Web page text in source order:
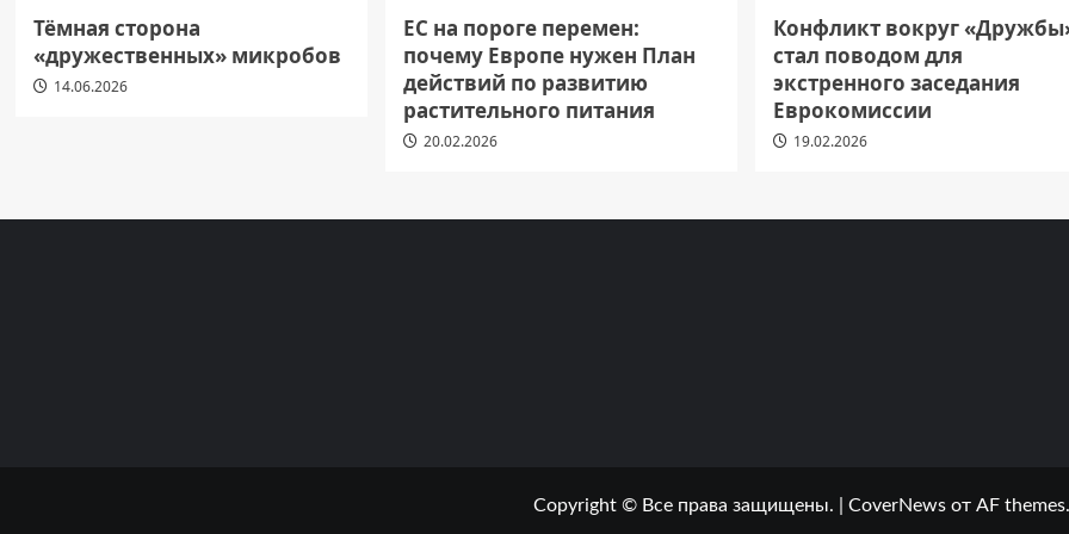
Тёмная сторона
«дружественных» микробов
14.06.2026
ЕС на пороге перемен:
почему Европе нужен План
действий по развитию
растительного питания
20.02.2026
Конфликт вокруг
стал поводом для
экстренного заседания
Еврокомиссии
19.02.2026
Copyright © Все права защищены. CoverNews от AF themes.